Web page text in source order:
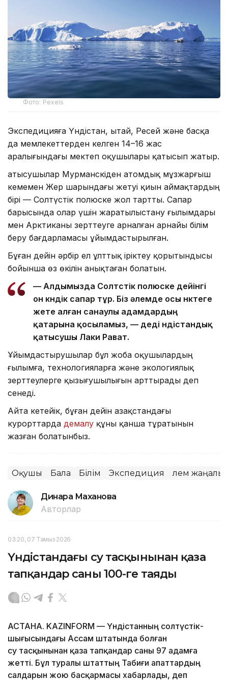
Фото: Pexels
Экспедицияға Үндістан, Қытай, Ресей және басқа
да мемлекеттерден келген 14–16 жас
аралығындағы мектеп оқушылары қатысып жатыр.
Қатысушылар Мурманскіден атомдық мұзжарғыш
кемемен Жер шарындағы жетуі қиын аймақтардың
бірі — Солтүстік полюске жол тартты. Сапар
барысында олар үшін жаратылыстану ғылымдары
мен Арктиканы зерттеуге арналған арнайы білім
беру бағдарламасы ұйымдастырылған.
Бұған дейін әрбір ел ұлттық іріктеу қорытындысы
бойынша өз өкілін анықтаған болатын.
— Алдымызда Солтүстік полюске дейінгі
он күндік сапар тұр. Біз әлемде осы нүктеге
жете алған санаулы адамдардың
қатарына қосыламыз, — деді үндістандық
қатысушы Лаки Рават.
Ұйымдастырушылар бұл жоба оқушылардың
ғылымға, технологияларға және экологиялық
зерттеулерге қызығушылығын арттырады деп
сенеді.
Айта кетейік, бұған дейін Қазақстандағы
курорттарда демалу құны қанша тұратынын
жазған болатынбыз.
Оқушы Бала Білім Экспедиция Әлем
Динара Маханова
Авторлар
03:20, 07 Тамыз 2026
Үндістандағы су тасқынынан қаза
тапқандар саны 100-ге таяды
АСТАНА. KAZINFORM — Үндістанның солтүстік-
шығысындағы Ассам штатында болған
су тасқынынан қаза тапқандар саны 97 адамға
жетті. Бұл туралы штаттың Табиғи апаттардың
салдарын жою басқармасы хабарлады, деп